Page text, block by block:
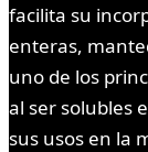
facilita su
enteras,
uno de los
al ser solubles
sus usos en la